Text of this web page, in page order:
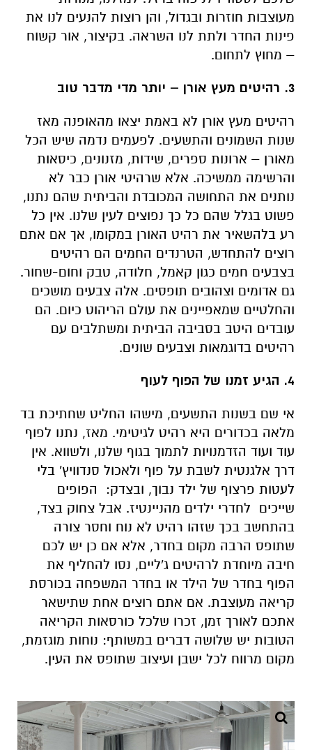
מעוצבות חוזרות ובגדול, והן רוצות להנעים לנו את
פינות החדר ולתת לנו השראה. בקיצור, אור קשוח
– מחוץ לתחום.
3. רהיטים מעץ אורן – יותר מדי מדבר טוב
רהיטים מעץ אורן לא באמת יצאו מהאופנה מאז
שנות השמונים והתשעים. לפעמים נדמה שיש הכל
מאורן – ארונות ספרים, שידות, מזנונים, כיסאות
והרשימה ממשיכה. אלא שרהיטי אורן כבר לא
נותנים את התחושה המכובדת והביתית שהם נתנו,
פשוט בגלל שהם כל כך נפוצים לעין שלנו. אין כל
רע בלהשאיר את רהיט האורן במקומו, אך אם אתם
רוצים להתחדש, הטרנדים החמים הם רהיטים
בצבעים חמים כגון קאמל, חלודה, טבק וחום-שחור.
גם אדומים וצהובים תופסים. אלה צבעים מושכים
והחלטיים שמאפיינים את עולם הריהוט כיום. הם
עובדים היטב בסביבה הביתית ומשתלבים עם
רהיטים בדוגמאות וצבעים שונים.
4. הגיע זמנו של הפוף לעוף
אי שם בשנות התשעים, מישהו החליט שחתיכת בד
מלאה בכדורים היא רהיט לגיטימי. מאז, נתנו לפוף
עוד ועוד הזדמנויות לתמוך בגוף שלנו, ולשווא. אין
דרך אלגנטית לשבת על פוף ולאכול סנדוויץ' בלי
לעטות פרצוף של ילד נבוך, ובצדק: הפופים
שייכים לחדרי ילדים מהניינטיז. אבל צחוק בצד,
בהתחשב בכך שזהו רהיט לא נוח וחסר צורה
שתופס הרבה מקום בחדר, אלא אם כן יש לכם
חיבה מיוחדת לרהיטים ג'ליים, נסו להחליף את
הפוף בחדר של הילד או בחדר המשפחה בכורסת
קריאה מעוצבת. אם אתם רוצים אחת שתישאר
אתכם לאורך זמן, זכרו שלכל כורסאות הקריאה
הטובות יש שלושה דברים במשותף: נוחות מוגזמת,
מקום מרווח לכל ישבן ועיצוב שתופס את העין.